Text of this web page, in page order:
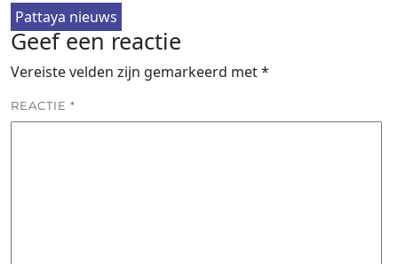
Pattaya nieuws
Geef een reactie
Vereiste velden zijn gemarkeerd met*
REACTIE *